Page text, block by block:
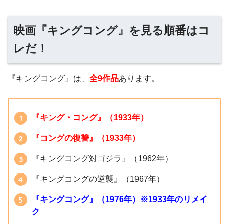
映画『キングコング』を見る順番はコ
レだ！
『キングコング』は、 全9作品あります。
『キング・コング』（1933年）
『コングの復讐』（1933年）
『キングコング対ゴジラ』（1962年）
『キングコングの逆襲』（1967年）
『キングコング』（1976年）※1933年のリメイ
ク